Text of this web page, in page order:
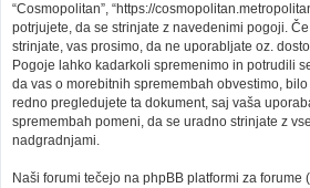
“Cosmopolitan”, “https://
potrjujete, da se strinjate z navedenimi pogoji.
strinjate, vas prosimo, da ne uporabljate oz.
Pogoje lahko kadarkoli spremenimo in potrudili
da vas o morebitnih spremembah obvestimo,
redno pregledujete ta dokument, saj vaša
spremembah pomeni, da se uradno strinjate z
nadgradnjami.
Naši forumi tečejo na phpBB platformi za forume